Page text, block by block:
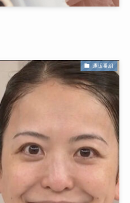
通販番組